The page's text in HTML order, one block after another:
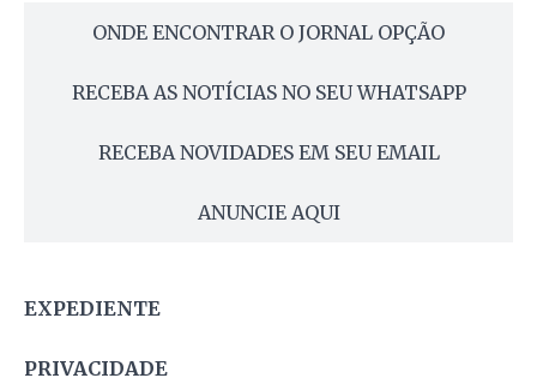
ONDE ENCONTRAR O JORNAL OPÇÃO
RECEBA AS NOTÍCIAS NO SEU WHATSAPP
RECEBA NOVIDADES EM SEU EMAIL
ANUNCIE AQUI
EXPEDIENTE
PRIVACIDADE